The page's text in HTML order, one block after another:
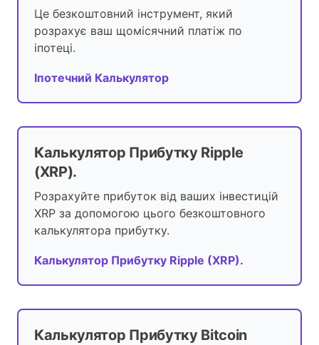
Це безкоштовний інструмент, який
розрахує ваш щомісячний платіж по
іпотеці.
Іпотечний Калькулятор
Калькулятор Прибутку Ripple
(XRP).
Розрахуйте прибуток від ваших інвестицій
XRP за допомогою цього безкоштовного
калькулятора прибутку.
Калькулятор Прибутку Ripple (XRP).
Калькулятор Прибутку Bitcoin